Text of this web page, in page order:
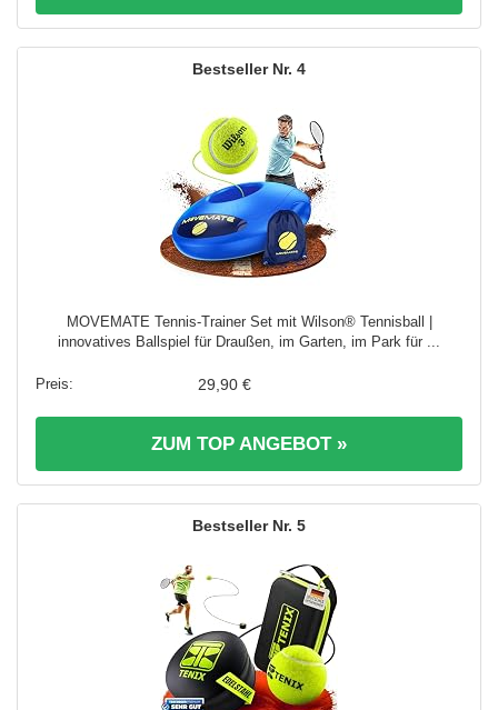
4
MOVEMATE Tennis-Trainer Set mit Wilson® Tennisball |
innovatives Ballspiel für Draußen, im Garten, im Park für ...
29,90 €
ZUM TOP ANGEBOT »
5